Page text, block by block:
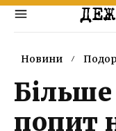
Новини
Більше
попит